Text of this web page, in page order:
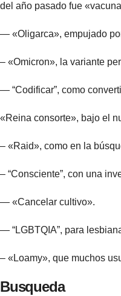
del año pasado fue
— «Oligarca», empujado
– «Omicron», la variante
— “Codificar”, como
«Reina consorte», bajo el
– «Raid», como en la
– “Consciente”, con una
— «Cancelar cultivo».
— “LGBTQIA”, para
– «Loamy», que muchos
Busqueda